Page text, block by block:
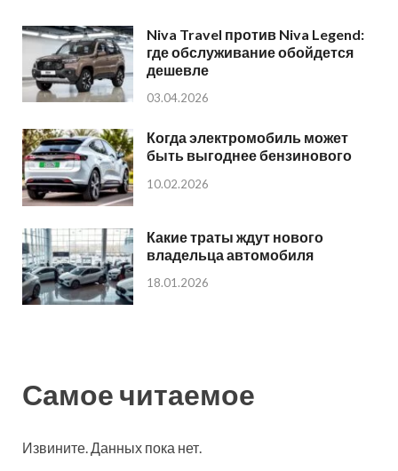
Niva Travel против Niva Legend:
где обслуживание обойдется
дешевле
03.04.2026
Когда электромобиль может
быть выгоднее бензинового
10.02.2026
Какие траты ждут нового
владельца автомобиля
18.01.2026
Самое читаемое
Извините. Данных пока нет.